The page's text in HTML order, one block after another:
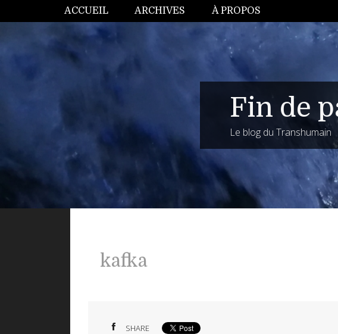
ACCUEIL ARCHIVES À PROPOS
Fin de
Le blog du Transhumain
kafka
SHARE